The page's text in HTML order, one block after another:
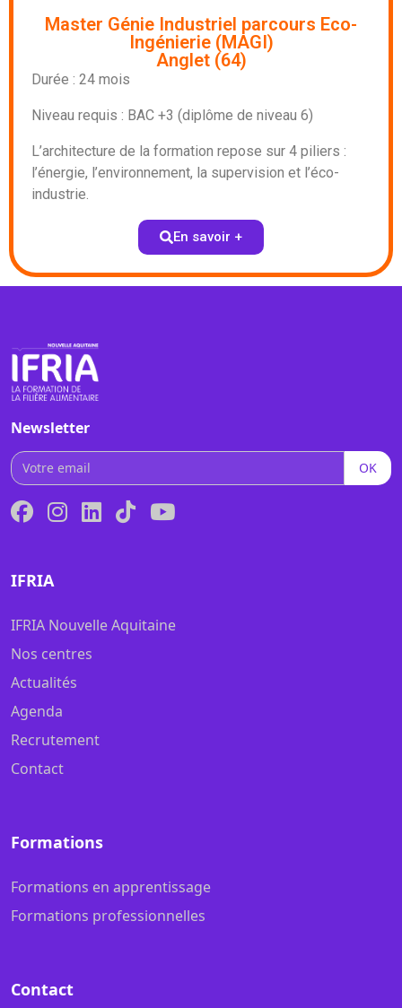
Master Génie Industriel parcours Eco-
Ingénierie (MAGI)
Anglet (64)
Durée : 24 mois
Niveau requis : BAC +3 (diplôme de niveau 6)
L’architecture de la formation repose sur 4 piliers :
l’énergie, l’environnement, la supervision et l’éco-
industrie.
En savoir +
Newsletter
OK
IFRIA
IFRIA Nouvelle Aquitaine
Nos centres
Actualités
Agenda
Recrutement
Contact
Formations
Formations en apprentissage
Formations professionnelles
Contact